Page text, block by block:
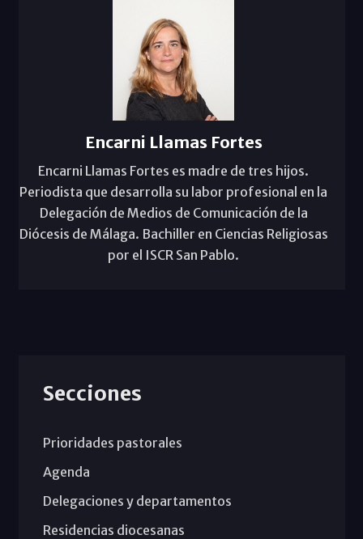
Encarni Llamas Fortes
Encarni Llamas Fortes es madre de tres hijos.
Periodista que desarrolla su labor profesional en la
Delegación de Medios de Comunicación de la
Diócesis de Málaga. Bachiller en Ciencias Religiosas
por el ISCR San Pablo.
Secciones
Prioridades pastorales
Agenda
Delegaciones y departamentos
Residencias diocesanas